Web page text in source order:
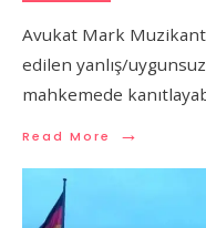
Avukat Mark Muzikant
edilen yanlış/uygunsuz
mahkemede
Read More →